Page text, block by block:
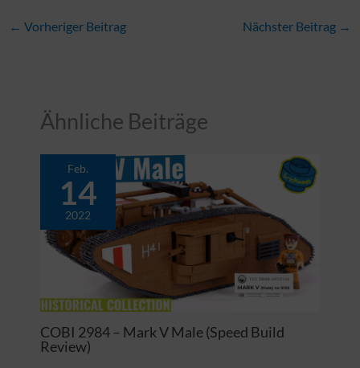
← Vorheriger Beitrag Nächster Beitrag →
Ähnliche Beiträge
Feb.
14
2022
COBI 2984 – Mark V Male (Speed Build
Review)